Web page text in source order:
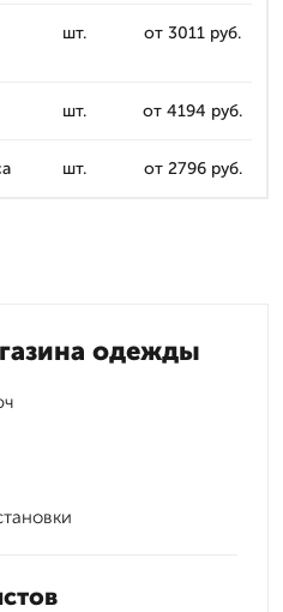
шт. от 3011 руб.
шт. от 4194 руб.
шт. от 2796 руб.
одежды